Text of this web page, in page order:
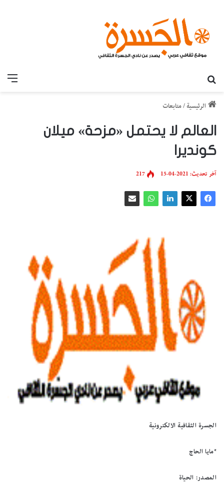
الرئيسية /متابعات
العالم لا يحتمل «مزحة» ميلان
كونديرا
آخر تحديث: 2021-04-15 217
الجسرة الثقافية الالكترونية
*مايا الحاج
المصدر: الحياة